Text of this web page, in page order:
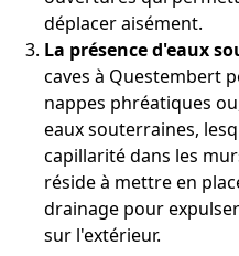
déplacer aisément.
La présence d'eaux
caves à Questembert
nappes phréatiques
eaux souterraines,
capillarité dans les
réside à mettre en
drainage pour
sur l'extérieur.